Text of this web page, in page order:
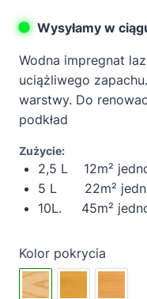
Wysyłamy w
Wodna impregnat
uciążliwego
warstwy. Do
podkład
Zużycie:
2,5 L 12m²
5 L 22m²
10L. 45m²
Kolor pokrycia